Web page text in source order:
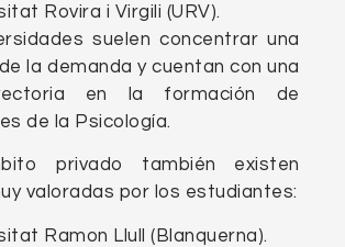
Rovira i Virgili (URV).
suelen concentrar una
la demanda y cuentan con una
en la formación de
de la Psicología.
privado también existen
valoradas por los estudiantes:
Ramon Llull (Blanquerna).